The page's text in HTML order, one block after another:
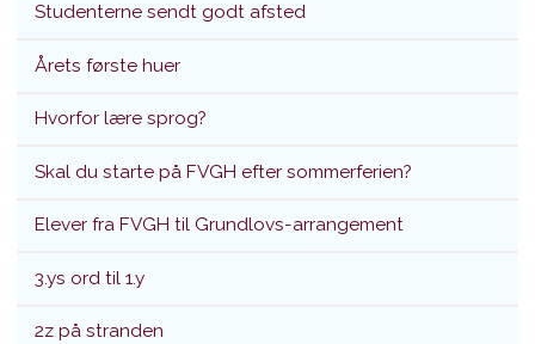
Studenterne sendt godt afsted
Studenterne sendt godt afsted
Årets første huer
Hvorfor lære sprog?
Skal du starte på FVGH efter sommerferien?
Elever fra FVGH til Grundlovs-arrangement
3.ys ord til 1.y
2z på stranden